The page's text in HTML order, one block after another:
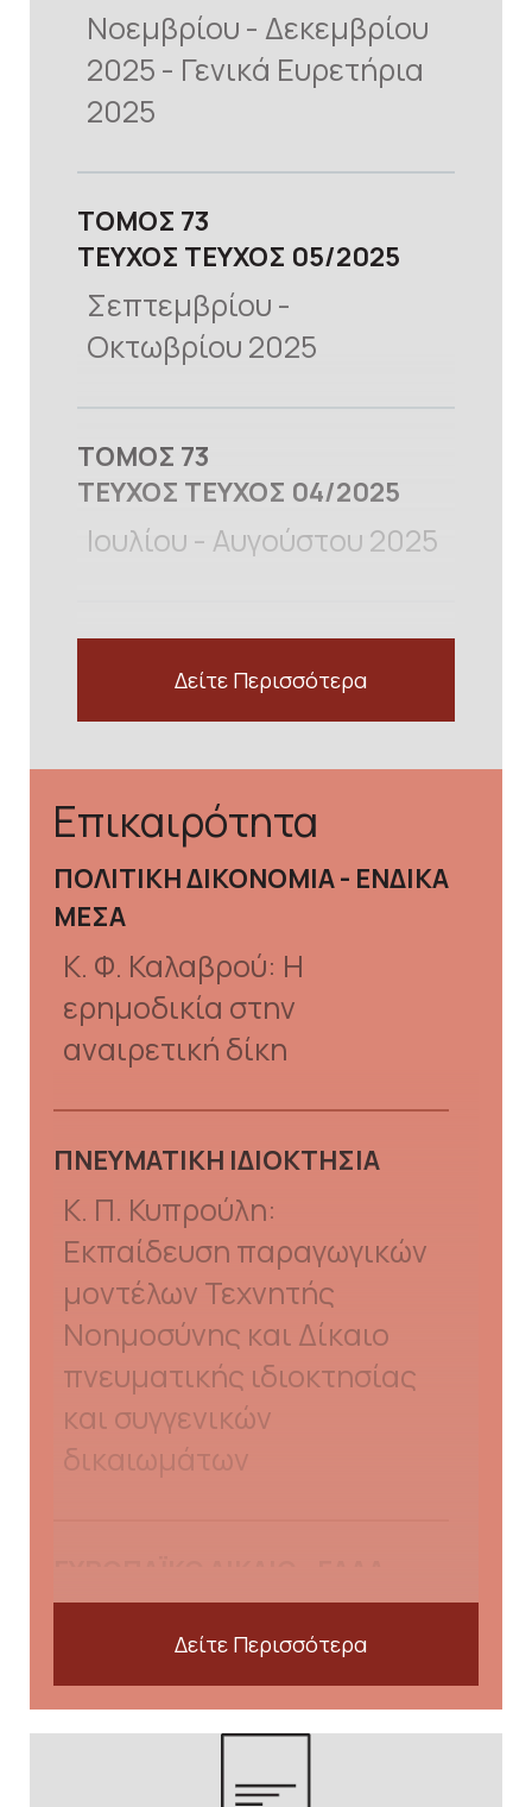
Νοεμβρίου - Δεκεμβρίου
2025 - Γενικά Ευρετήρια
2025
ΤΟΜΟΣ 73
ΤΕΥΧΟΣ ΤΕΥΧΟΣ 05 2025
Σεπτεμβρίου -
Οκτωβρίου 2025
ΤΟΜΟΣ 73
ΤΕΥΧΟΣ ΤΕΥΧΟΣ 04 2025
Ιουλίου - Αυγούστου 2025
Δείτε Περισσότερα
Επικαιρότητα
ΠΟΛΙΤΙΚΗ ΔΙΚΟΝΟΜΙΑ - ΕΝΔΙΚΑ
ΜΕΣΑ
Κ. Φ. Καλαβρού: Η
ερημοδικία στην
αναιρετική δίκη
ΠΝΕΥΜΑΤΙΚΗ ΙΔΙΟΚΤΗΣΙΑ
Κ. Π. Κυπρούλη:
Εκπαίδευση παραγωγικών
μοντέλων Τεχνητής
Νοημοσύνης και Δίκαιο
πνευματικής ιδιοκτησίας
και συγγενικών
δικαιωμάτων
46737/2020/16.12.2025, με
σχόλιο «Το τεκμήριο
αθωότητας, το
αποδεικτικό βάρος και η
Δείτε Περισσότερα